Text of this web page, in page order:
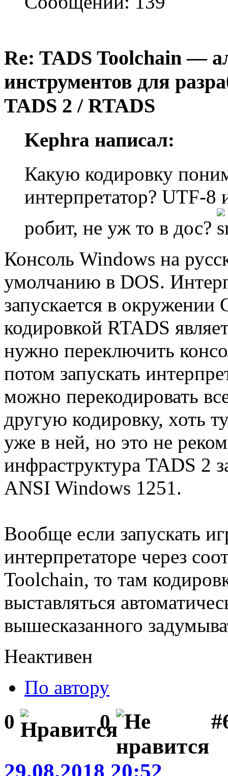
Re: TADS Toolchain —
инструментов для
TADS 2 / RTADS
Kephra написал:
Какую кодировку
интерпретатор? UTF-
робит, не уж то в дос?
Консоль Windows на
умолчанию в DOS.
запускается в окружении
кодировкой RTADS
нужно переключить
потом запускать
можно перекодировать
другую кодировку, хоть
уже в ней, но это не
инфраструктура TADS 2
ANSI Windows 1251.
Вообще если запускать
интерпретаторе через
Toolchain, то там
выставляться
вышесказанного
Неактивен
По автору
0 0
29.08.2018 20:52